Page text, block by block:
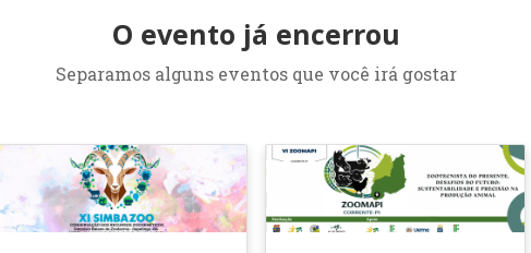
O evento já encerrou
Separamos alguns eventos que você irá gostar